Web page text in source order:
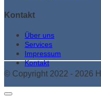
Kontakt
Über uns
Services
Impressum
Kontakt
© Copyright 2022 - 2026